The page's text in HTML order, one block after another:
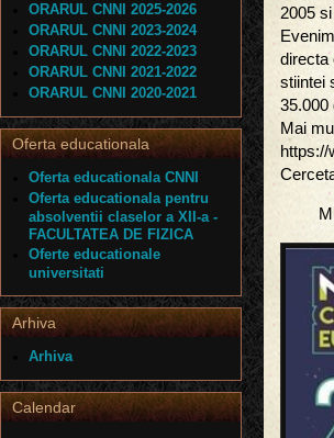
2005
directa
stiintei
35.000
Mai
https://
ORARUL CNNI 2025-2026
ORARUL CNNI 2023-2024
ORARUL CNNI 2022-2023
ORARUL CNNI 2021-2022
ORARUL CNNI 2020-2021
Oferta educationala
Oferta educationala CNNI
Oferta educationala pentru
absolventii claselor a XII-a -
FACULTATEA DE FIZICA
Oferte educationale
universitati
Arhiva
Arhiva
Calendar